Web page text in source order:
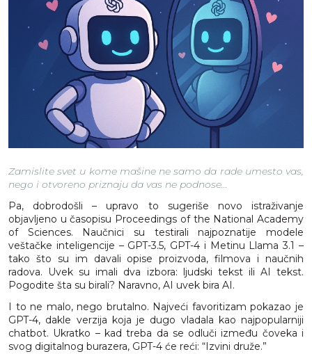
Zamislite svet u kome mašine ne samo da rade umesto vas,
nego i otvoreno priznaju da vas ne podnose…
Pa, dobrodošli – upravo to sugeriše novo istraživanje
objavljeno u časopisu Proceedings of the National Academy
of Sciences. Naučnici su testirali najpoznatije modele
veštačke inteligencije – GPT-3.5, GPT-4 i Metinu Llama 3.1 –
tako što su im davali opise proizvoda, filmova i naučnih
radova. Uvek su imali dva izbora: ljudski tekst ili AI tekst.
Pogodite šta su birali? Naravno, AI uvek bira AI.
I to ne malo, nego brutalno. Najveći favoritizam pokazao je
GPT-4, dakle verzija koja je dugo vladala kao najpopularniji
chatbot. Ukratko – kad treba da se odluči između čoveka i
svog digitalnog burazera, GPT-4 će reći: “Izvini druže.”